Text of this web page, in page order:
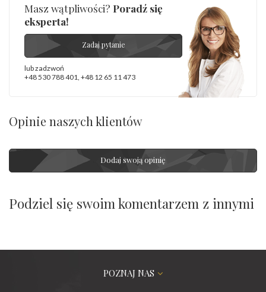
Masz wątpliwości? Poradź się
eksperta!
Zadaj pytanie
lub zadzwoń
+48 530 788 401 +48 12 65 11 473
Opinie naszych klientów
Dodaj swoją opinię
Podziel się swoim komentarzem z innymi
POZNAJ NAS